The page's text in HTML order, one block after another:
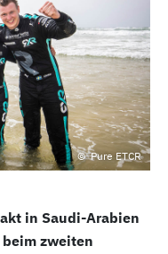
Pure ETCR
in Saudi-Arabien
beim zweiten